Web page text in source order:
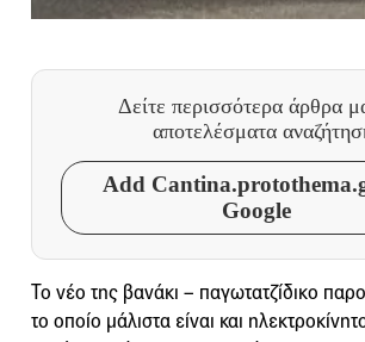
Δείτε περισσότερα άρθρα
αποτελέσματα
Add
Google
Το νέο της βανάκι – παγωτατζίδικο
το οποίο μάλιστα είναι και